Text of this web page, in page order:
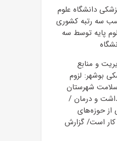
دانشگاه علوم
سه رتبه کشوری
پایه توسط سه
و منابع
بوشهر: لزوم
شهرستان
و درمان /
از حوزه‌های
است/ گزارش